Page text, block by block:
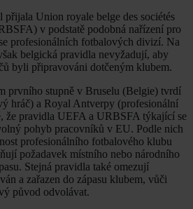
přijala Union royale belge des sociétés
v podstatě podobná nařízení pro
profesionálních fotbalových divizí. Na
belgická pravidla nevyžadují, aby
byli připravováni dotčeným klubem.
prvního stupně v Bruselu (Belgie) tvrdí
hráč) a Royal Antverpy (profesionální
že pravidla UEFA a URBSFA týkající se
pohyb pracovníků v EU. Podle nich
profesionálního fotbalového klubu
požadavek místního nebo národního
Stejná pravidla také omezují
a zařazen do zápasu klubem, vůči
původ odvolávat.